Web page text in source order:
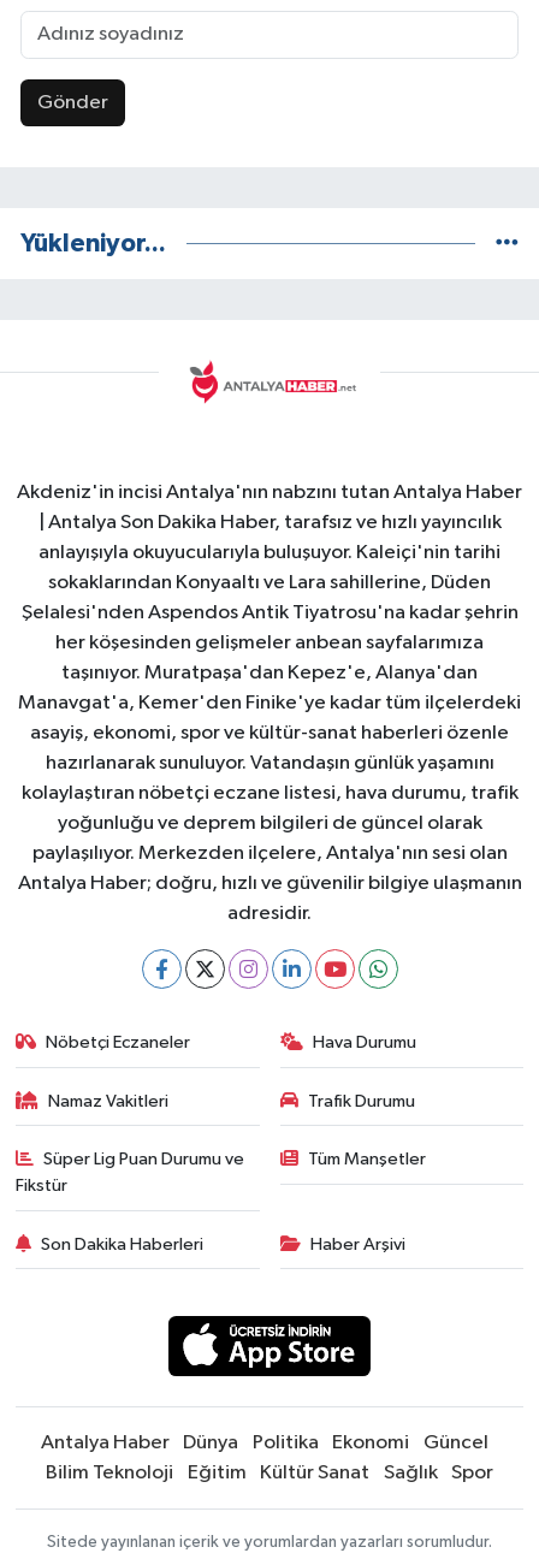
Gönder
Yükleniyor...
Akdeniz'in incisi Antalya'nın nabzını tutan Antalya Haber
| Antalya Son Dakika Haber, tarafsız ve hızlı yayıncılık
anlayışıyla okuyucularıyla buluşuyor. Kaleiçi'nin tarihi
sokaklarından Konyaaltı ve Lara sahillerine, Düden
Şelalesi'nden Aspendos Antik Tiyatrosu'na kadar şehrin
her köşesinden gelişmeler anbean sayfalarımıza
taşınıyor. Muratpaşa'dan Kepez'e, Alanya'dan
Manavgat'a, Kemer'den Finike'ye kadar tüm ilçelerdeki
asayiş, ekonomi, spor ve kültür-sanat haberleri özenle
hazırlanarak sunuluyor. Vatandaşın günlük yaşamını
kolaylaştıran nöbetçi eczane listesi, hava durumu, trafik
yoğunluğu ve deprem bilgileri de güncel olarak
paylaşılıyor. Merkezden ilçelere, Antalya'nın sesi olan
Antalya Haber; doğru, hızlı ve güvenilir bilgiye ulaşmanın
adresidir.
Nöbetçi Eczaneler Hava Durumu
Namaz Vakitleri Trafik Durumu
Süper Lig Puan Durumu ve
Fikstür
Tüm Manşetler
Son Dakika Haberleri Haber Arşivi
Antalya Haber Dünya Politika Ekonomi
Güncel
Bilim Teknoloji
Eğitim Kültür Sanat Sağlık Spor
Sitede yayınlanan içerik ve yorumlardan yazarları sorumludur.